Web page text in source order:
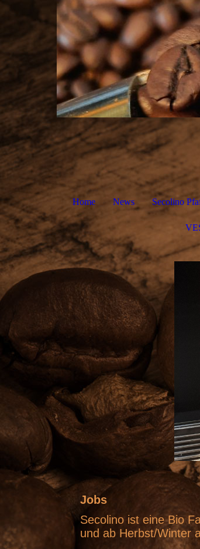
Home News Secolino
Jobs
Secolino ist eine Bio
und ab Herbst/Winter